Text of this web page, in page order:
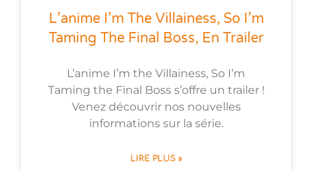
L’anime I’m The Villainess, So I’m
Taming The Final Boss, En Trailer
L’anime I’m the Villainess, So I’m
Taming the Final Boss s’offre un trailer !
Venez découvrir nos nouvelles
informations sur la série.
LIRE PLUS »